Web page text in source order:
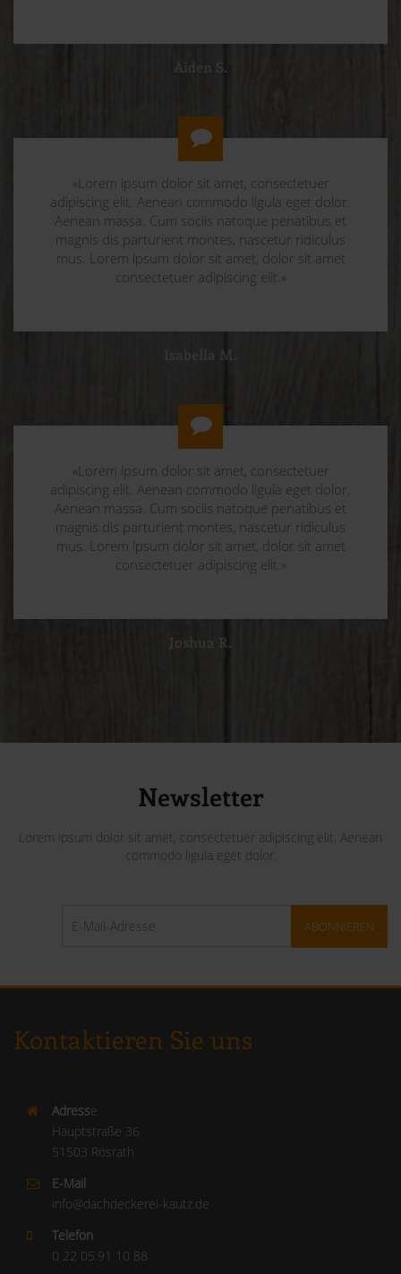
Aiden S.
«Lorem ipsum dolor sit amet, consectetuer
adipiscing elit. Aenean commodo ligula eget dolor.
Aenean massa. Cum sociis natoque penatibus et
magnis dis parturient montes, nascetur ridiculus
mus. Lorem ipsum dolor sit amet, dolor sit amet
consectetuer adipiscing elit.»
Isabella M.
«Lorem ipsum dolor sit amet, consectetuer
adipiscing elit. Aenean commodo ligula eget dolor.
Aenean massa. Cum sociis natoque penatibus et
magnis dis parturient montes, nascetur ridiculus
mus. Lorem ipsum dolor sit amet, dolor sit amet
consectetuer adipiscing elit.»
Joshua R.
Newsletter
Lorem ipsum dolor sit amet, consectetuer adipiscing elit. Aenean
commodo ligula eget dolor.
ABONNIEREN
Kontaktieren Sie uns
Adresse
Hauptstraße 36
51503 Rösrath
E-Mail
info@dachdeckerei-kautz.de
Telefon
0 22 05.91 10 88